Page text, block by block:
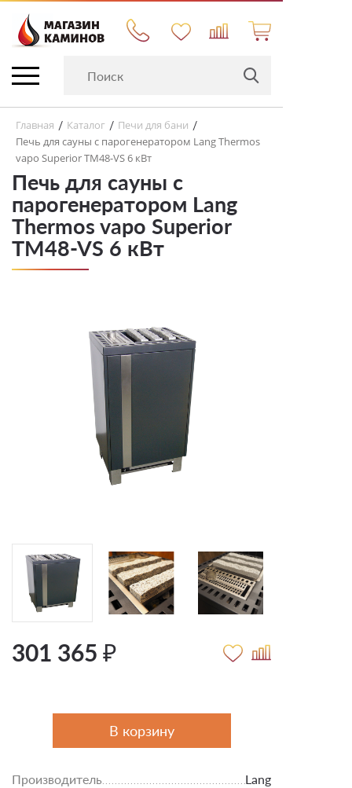
Главная / Каталог / Печи для бани /
Печь для сауны с парогенератором Lang Thermos
vapo Superior TM48-VS 6 кВт
Печь для сауны с
парогенератором Lang
Thermos vapo Superior
TM48-VS 6 кВт
301 365 ₽
В корзину
Производитель
Lang